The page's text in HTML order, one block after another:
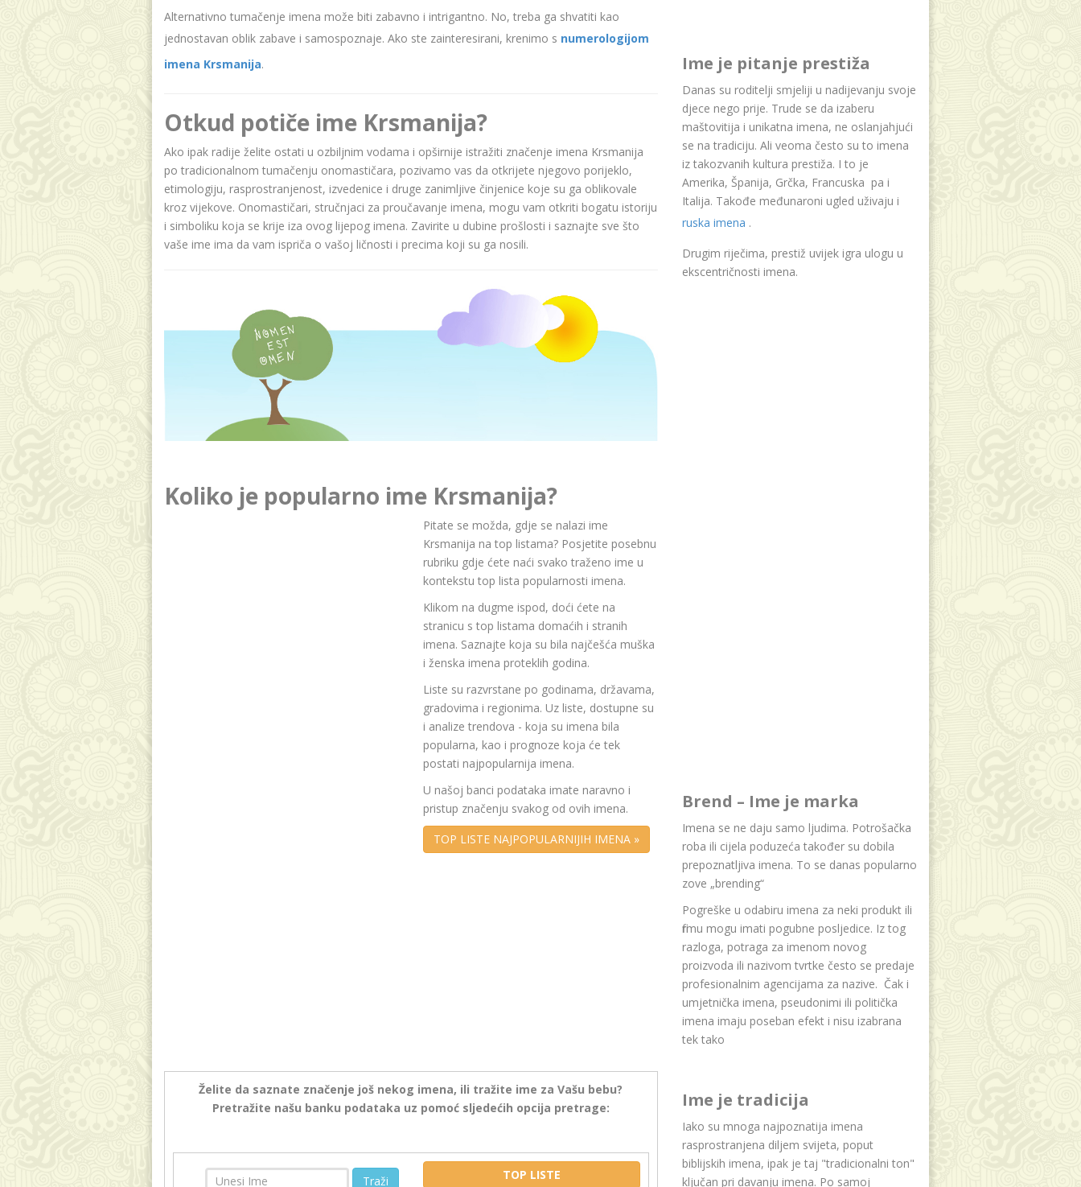
Alternativno tumačenje imena može biti zabavno i intrigantno. No, treba ga shvatiti kao
jednostavan oblik zabave i samospoznaje. Ako ste zainteresirani, krenimo s numerologijom
imena Krsmanija.
Otkud potiče ime Krsmanija?
Ako ipak radije želite ostati u ozbiljnim vodama i opširnije istražiti značenje imena Krsmanija
po tradicionalnom tumačenju onomastičara, pozivamo vas da otkrijete njegovo porijeklo,
etimologiju, rasprostranjenost, izvedenice i druge zanimljive činjenice koje su ga oblikovale
kroz vijekove. Onomastičari, stručnjaci za proučavanje imena, mogu vam otkriti bogatu istoriju
i simboliku koja se krije iza ovog lijepog imena. Zavirite u dubine prošlosti i saznajte sve što
vaše ime ima da vam ispriča o vašoj ličnosti i precima koji su ga nosili.
Koliko je popularno ime Krsmanija?
Pitate se možda, gdje se nalazi ime
Krsmanija na top listama? Posjetite posebnu
rubriku gdje ćete naći svako traženo ime u
kontekstu top lista popularnosti imena.
Klikom na dugme ispod, doći ćete na
stranicu s top listama domaćih i stranih
imena. Saznajte koja su bila najčešća muška
i ženska imena proteklih godina.
Liste su razvrstane po godinama, državama,
gradovima i regionima. Uz liste, dostupne su
i analize trendova - koja su imena bila
popularna, kao i prognoze koja će tek
postati najpopularnija imena.
U našoj banci podataka imate naravno i
pristup značenju svakog od ovih imena.
TOP LISTE NAJPOPULARNIJIH IMENA »
Želite da saznate značenje još nekog imena, ili tražite ime za Vašu bebu?
Pretražite našu banku podataka uz pomoć sljedećih opcija pretrage:
Traži TOP LISTE
Ime je pitanje prestiža
Danas su roditelji smjeliji u nadijevanju svoje
djece nego prije. Trude se da izaberu
maštovitija i unikatna imena, ne oslanjahjući
se na tradiciju. Ali veoma često su to imena
iz takozvanih kultura prestiža. I to je
Amerika, Španija, Grčka, Francuska pa i
Italija. Takođe međunaroni ugled uživaju i
ruska imena .
Drugim riječima, prestiž uvijek igra ulogu u
ekscentričnosti imena.
Brend – Ime je marka
Imena se ne daju samo ljudima. Potrošačka
roba ili cijela poduzeća također su dobila
prepoznatljiva imena. To se danas popularno
zove „brending“
Pogreške u odabiru imena za neki produkt ili
firmu mogu imati pogubne posljedice. Iz tog
razloga, potraga za imenom novog
proizvoda ili nazivom tvrtke često se predaje
profesionalnim agencijama za nazive. Čak i
umjetnička imena, pseudonimi ili politička
imena imaju poseban efekt i nisu izabrana
tek tako
Ime je tradicija
Iako su mnoga najpoznatija imena
rasprostranjena diljem svijeta, poput
biblijskih imena, ipak je taj "tradicionalni ton"
ključan pri davanju imena. Po samoj